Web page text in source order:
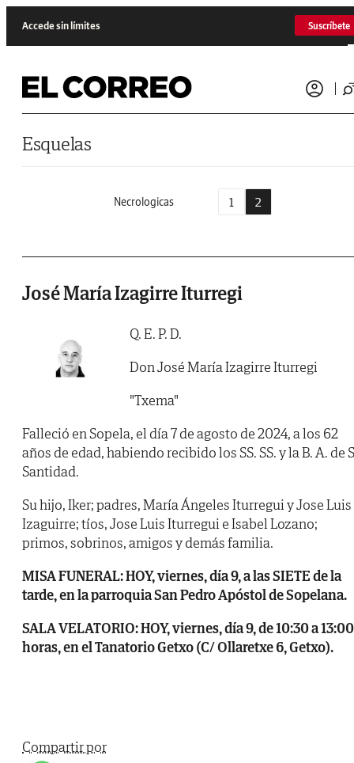
Accede sin límites Suscríbete
Esquelas
Necrologicas 1 2
José María Izagirre Iturregi
Q. E. P. D.
Don José María Izagirre Iturregi
"Txema"
Falleció en Sopela, el día 7 de agosto de 2024, a los 62
años de edad, habiendo recibido los SS. SS. y la B. A. de
Santidad.
Su hijo, Iker; padres, María Ángeles Iturregui y Jose Luis
Izaguirre; tíos, Jose Luis Iturregui e Isabel Lozano;
primos, sobrinos, amigos y demás familia.
MISA FUNERAL: HOY, viernes, día 9, a las SIETE de la
tarde, en la parroquia San Pedro Apóstol de Sopelana.
SALA VELATORIO: HOY, viernes, día 9, de 10:30 a 13:00
horas, en el Tanatorio Getxo (C/ Ollaretxe 6, Getxo).
Compartir por